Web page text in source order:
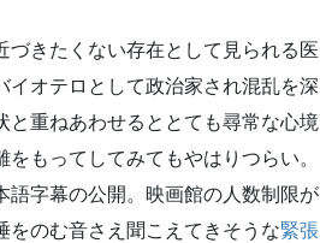
きたくない存在として見られる医
オテロとして政治家され混乱を深
重ねあわせるととても尋常な心境
もってしてみてもやはりつらい。
語字幕の公開。映画館の人数制限が
をのむ音さえ聞こえてきそうな緊張